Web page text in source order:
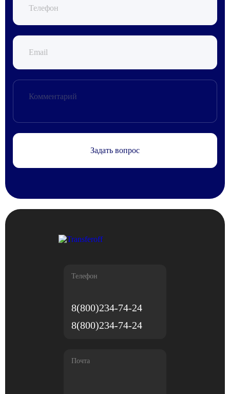
Задать вопрос
Телефон
8(800)234-74-24
8(800)234-74-24
Почта